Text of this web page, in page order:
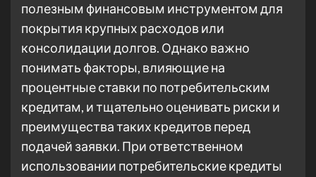
полезным финансовым инструментом для
покрытия крупных расходов или
консолидации долгов. Однако важно
понимать факторы, влияющие на
процентные ставки по потребительским
кредитам, и тщательно оценивать риски и
преимущества таких кредитов перед
подачей заявки. При ответственном
использовании потребительские кредиты